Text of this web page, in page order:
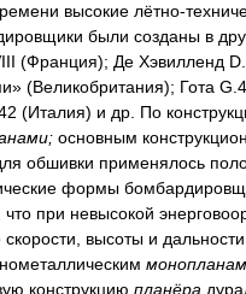
высокие лётно-
были созданы в
(Франция); Де Хэвилленд
(Великобритания); Гота
(Италия) и др. По
основным
обшивки применялось
формы
при невысокой
высоты и
конструкцию планёра